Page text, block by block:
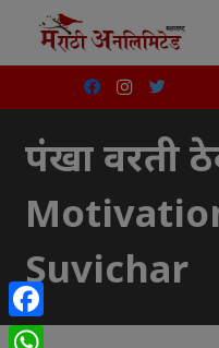
पंखा वरती
Suvichar
Facebook